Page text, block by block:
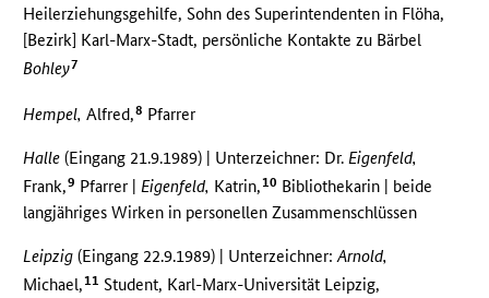
Heilerziehungsgehilfe, Sohn des Superintendenten in Flöha,
[Bezirk] Karl-Marx-Stadt, persönliche Kontakte zu Bärbel
Bohley7
Hempel, Alfred,8 Pfarrer
Halle (Eingang 21.9.1989) | Unterzeichner: Dr.Eigenfeld,
Frank,9 Pfarrer |Eigenfeld, Katrin,10 Bibliothekarin | beide
langjähriges Wirken in personellen Zusammenschlüssen
Leipzig (Eingang 22.9.1989) | Unterzeichner:Arnold,
Michael,11 Student, Karl-Marx-Universität Leipzig,